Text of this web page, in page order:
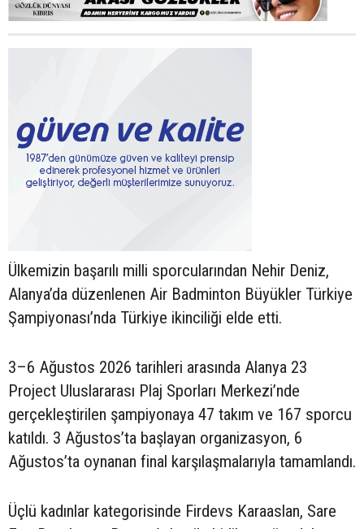
Ülkemizin başarılı milli sporcularından Nehir Deniz,
Alanya’da düzenlenen Air Badminton Büyükler Türkiye
Şampiyonası’nda Türkiye ikinciliği elde etti.
3–6 Ağustos 2026 tarihleri arasında Alanya 23
Project Uluslararası Plaj Sporları Merkezi’nde
gerçekleştirilen şampiyonaya 47 takım ve 167 sporcu
katıldı. 3 Ağustos’ta başlayan organizasyon, 6
Ağustos’ta oynanan final karşılaşmalarıyla tamamlandı.
Üçlü kadınlar kategorisinde Firdevs Karaaslan, Sare